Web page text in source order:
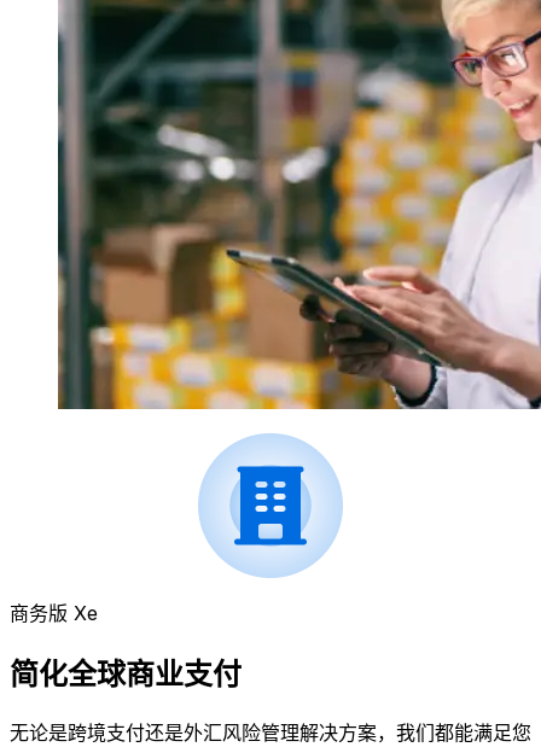
商务版 Xe
简化全球商业支付
无论是跨境支付还是外汇风险管理解决方案，我们都能满足您